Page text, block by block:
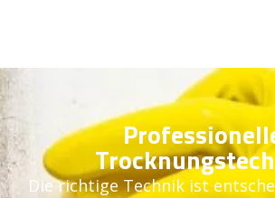
Die richtige Technik ist